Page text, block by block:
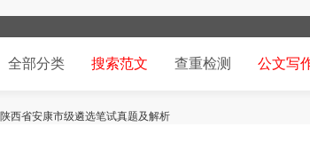
全部分类 搜索范文 查重检测 公文写
西省安康市级遴选笔试真题及解析